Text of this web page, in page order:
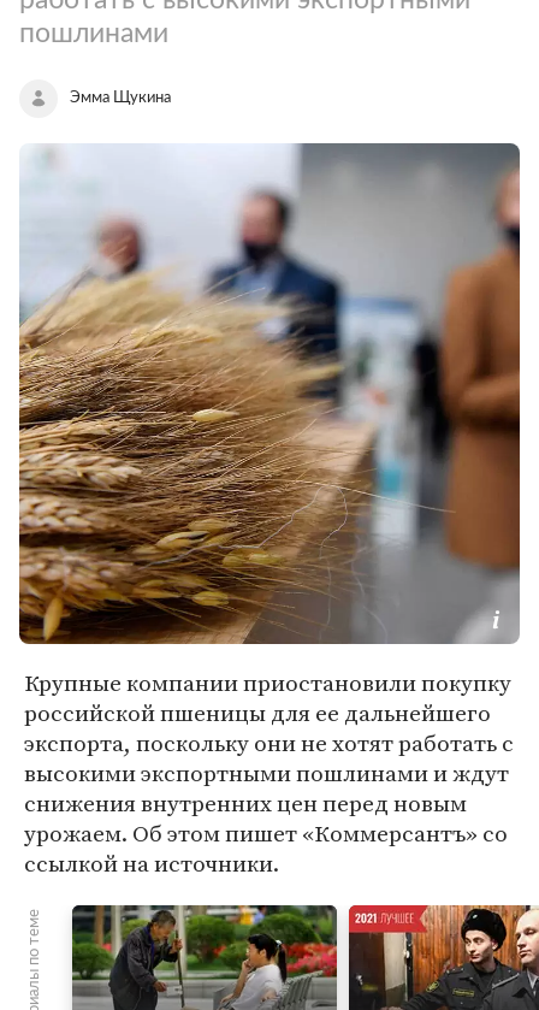
пошлинами
Эмма Щукина
Крупные компании приостановили покупку
российской пшеницы для ее дальнейшего
экспорта, поскольку они не хотят работать с
высокими экспортными пошлинами и ждут
снижения внутренних цен перед новым
урожаем. Об этом пишет «Коммерсантъ» со
ссылкой на источники.
Материалы по теме